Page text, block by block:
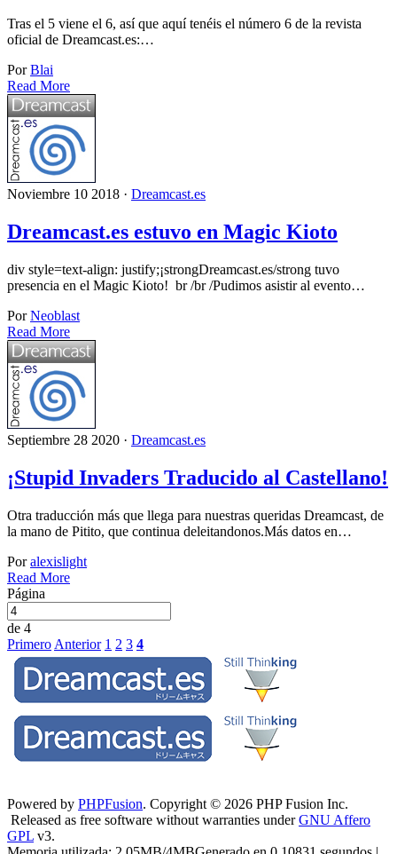
Tras el 5 viene el 6, así que aquí tenéis el número 6 de la revista
oficial de Dreamcast.es:…
PorBlai
Read More
Noviembre 10 2018 · Dreamcast.es
Dreamcast.es estuvo en Magic Kioto
div style=text-align: justify;¡strongDreamcast.es/strong tuvo
presencia en el Magic Kioto! br /br /Pudimos asistir al evento…
PorNeoblast
Read More
Septiembre 28 2020 · Dreamcast.es
¡Stupid Invaders Traducido al Castellano!
Otra traducción más que llega para nuestras queridas Dreamcast, de
la mano de Pitito, que continua deleitandonos.Más datos en…
Poralexislight
Read More
Página
de 4
Primero Anterior 1 2 3 4
Powered by PHPFusion. Copyright © 2026 PHP Fusion Inc.
Released as free software without warranties underGNU Affero
GPL v3.